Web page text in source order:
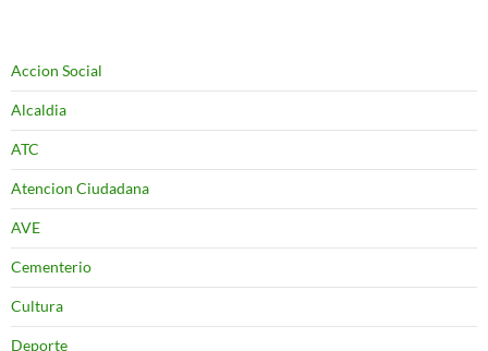
Accion Social
Alcaldia
ATC
Atencion Ciudadana
AVE
Cementerio
Cultura
Deporte